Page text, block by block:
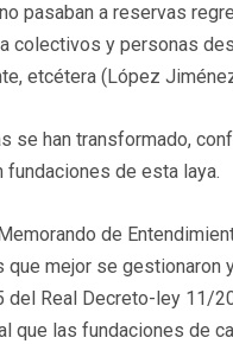
pasaban a reservas
colectivos y personas
etcétera (López
se han transformado,
fundaciones de esta laya.
de
que mejor se
del Real Decreto-ley 11/
que las fundaciones de